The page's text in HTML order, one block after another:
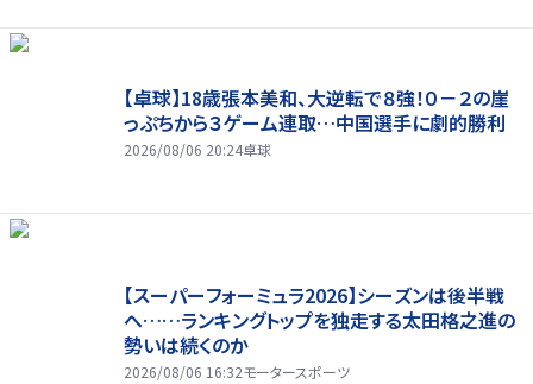
【卓球】18歳張本美和、大逆転で８強！０－２の崖
っぷちから３ゲーム連取…中国選手に劇的勝利
2026/08/06 20:24卓球
【スーパーフォーミュラ2026】シーズンは後半戦
へ……ランキングトップを独走する太田格之進の
勢いは続くのか
2026/08/06 16:32モータースポーツ